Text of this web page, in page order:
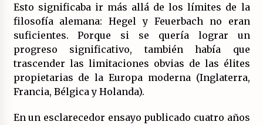
Esto significaba ir más allá de los límites de la
filosofía alemana: Hegel y Feuerbach no eran
suficientes. Porque si se quería lograr un
progreso significativo, también había que
trascender las limitaciones obvias de las élites
propietarias de la Europa moderna (Inglaterra,
Francia, Bélgica y Holanda).
En un esclarecedor ensayo publicado cuatro años